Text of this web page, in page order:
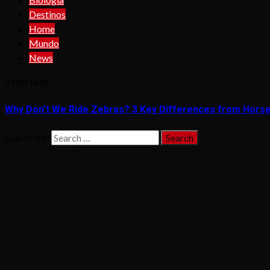
Destinos
Home
Mundo
News
Why Don’t We Ride Zebras? 3 Key Differences from